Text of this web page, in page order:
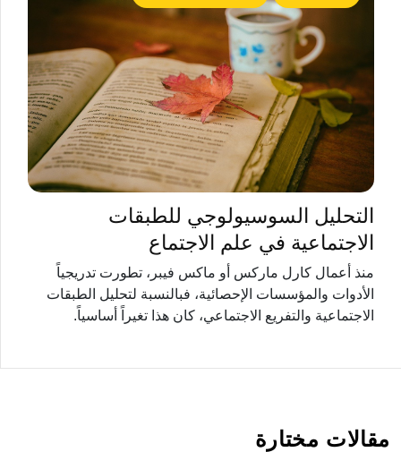
التحليل السوسيولوجي للطبقات
الاجتماعية في علم الاجتماع
منذ أعمال كارل ماركس أو ماكس فيبر، تطورت تدريجياً
الأدوات والمؤسسات الإحصائية، فبالنسبة لتحليل الطبقات
الاجتماعية والتفريع الاجتماعي، كان هذا تغيراً أساسياً.
مقالات مختارة